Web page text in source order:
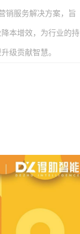
销服务解决方案，旨
本增效，为行业的持
级贡献智慧。